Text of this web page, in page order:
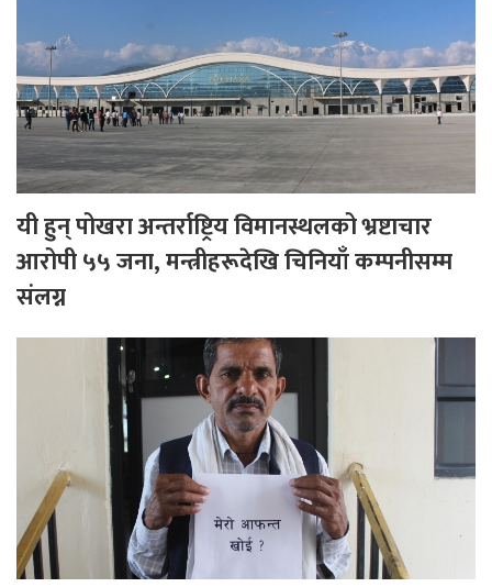
यी हुन् पोखरा अन्तर्राष्ट्रिय विमानस्थलको भ्रष्टाचार
आरोपी ५५ जना, मन्त्रीहरूदेखि चिनियाँ कम्पनीसम्म
संलग्न